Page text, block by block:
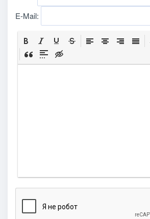
E-Mail: